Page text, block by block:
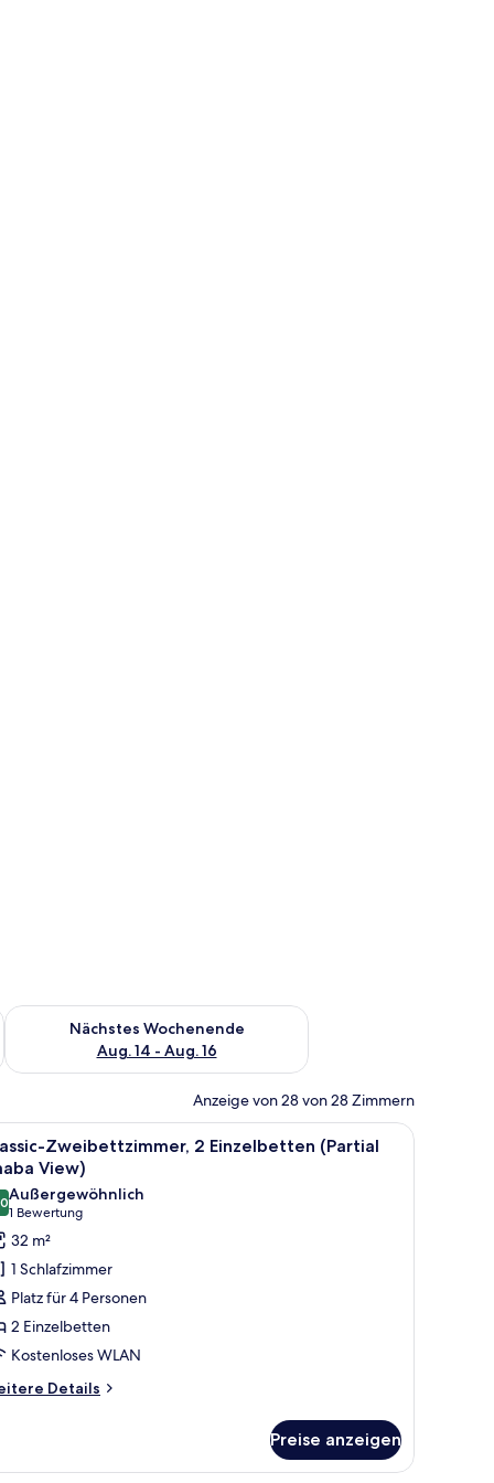
Aug. 7 - Aug. 9.
Nächstes Wochenende
Aug. 14 - Aug. 16
Überprüfe die Verfügbarkeit für nächstes Wochenende, Aug.
Anzeige von 28 von 28 Zimmern
Foam-Matratzen, Zimmersafe
Einzelbetten
Hochwertige Bettwaren, Betten mit
7
Zweibettzimmer, 2 Einzelbetten (Partial
View)
von 10
Außergewöhnlich
1 Bewertung
(1
Bewertung)
32 m²
1 Schlafzimmer
Platz für 4 Personen
2 Einzelbetten
Kostenloses WLAN
Details
Preise anzeigen